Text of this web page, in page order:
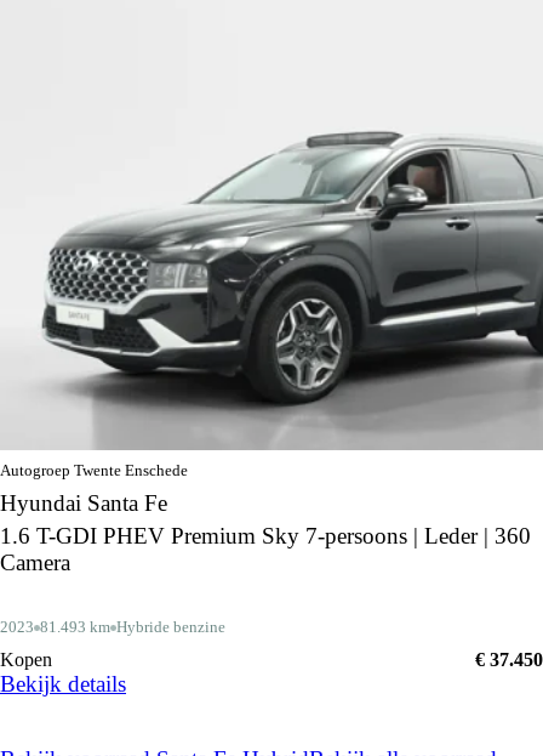
Autogroep Twente Enschede
Hyundai Santa Fe
1.6 T-GDI PHEV Premium Sky 7-persoons | Leder | 360
Camera
2023 81.493 km Hybride benzine
Kopen € 37.450
Bekijk details